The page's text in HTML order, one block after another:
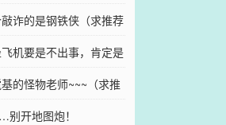
诈的是钢铁侠（求推荐
机要是不出事，肯定是
的怪物老师~~~（求推
开地图炮！